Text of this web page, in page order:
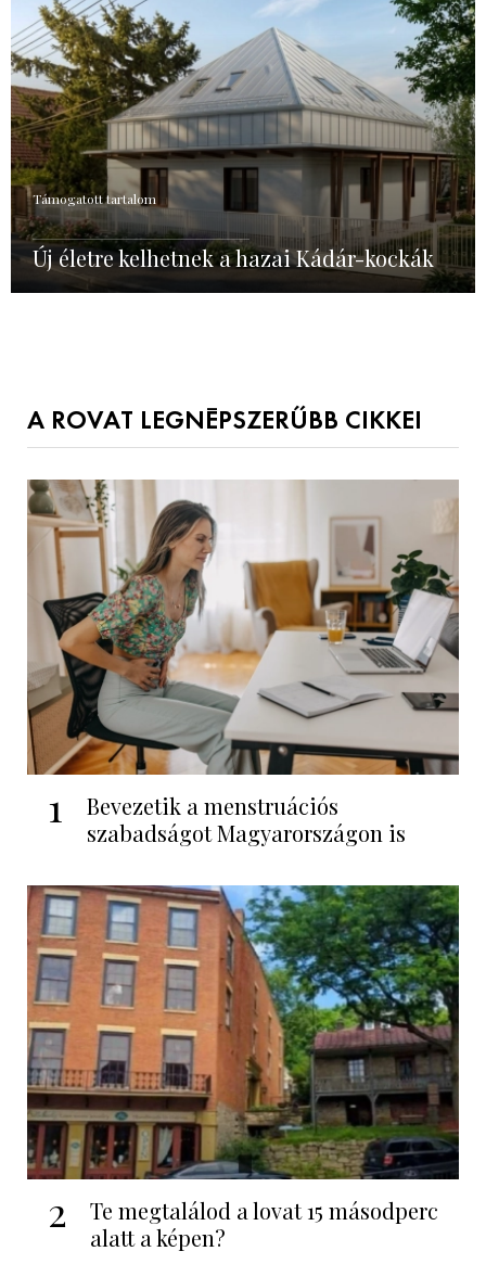
Támogatott tartalom
Új életre kelhetnek a hazai Kádár-kockák
A ROVAT LEGNÉPSZERŰBB CIKKEI
1
Bevezetik a menstruációs
szabadságot Magyarországon is
2
Te megtalálod a lovat 15 másodperc
alatt a képen?